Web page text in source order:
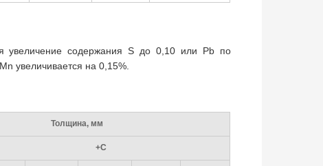
увеличение содержания S до 0,10 или Pb по
увеличивается на 0,15%.
Толщина, мм
+С